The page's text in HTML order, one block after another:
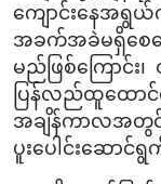
ကျောင်းနေအရွ
အခက်အခဲမရှိစေရ
မည်ဖြစ်ကြောင်း၊
ပြန်လည်ထူထောင်
အချိန်ကာလအတွ
ပူးပေါင်းဆောင်